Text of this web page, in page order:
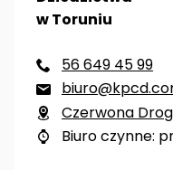
w Toruniu
 56 649 45 99

 Czerwona
 Biuro czynne: